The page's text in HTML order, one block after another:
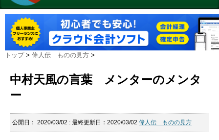
トップ > 偉人伝 ものの見方 >
中村天風の言葉 メンターのメンタ
ー
公開日： 2020/03/02 : 最終更新日：2020/03/02 偉人伝 ものの見方